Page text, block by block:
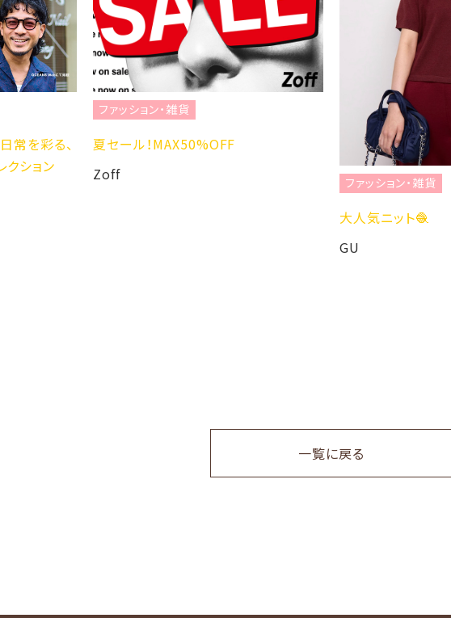
常を彩る、
クション
ファッション・雑貨
夏セール！MAX50%OFF
Zoff
ファッション・雑貨
大人気ニット🧶
GU
一覧に戻る